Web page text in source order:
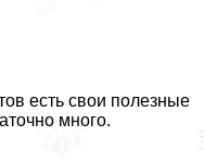
есть свои полезные
много.